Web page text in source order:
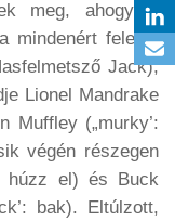
meg, ahogy a
mindenért felelős
Jack),
Lionel Mandrake
Muffley („murky’:
végén részegen
húzz el) és Buck
bak). Eltúlzott,